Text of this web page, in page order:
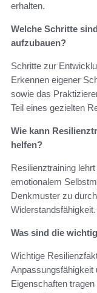
erhalten.
Welche Schritte
aufzubauen?
Schritte zur
Erkennen eigener
sowie das
Teil eines gezielten
Wie kann
helfen?
Resilienztraining
emotionalem
Denkmuster zu
Widerstandsfähigkeit.
Was sind die
Wichtige
Anpassungsfähigkeit
Eigenschaften